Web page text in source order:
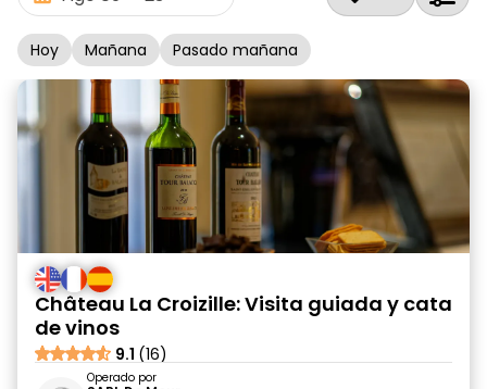
Hoy Mañana Pasado mañana
Château La Croizille: Visita guiada y cata
de vinos
9.1 (16)
Operado por